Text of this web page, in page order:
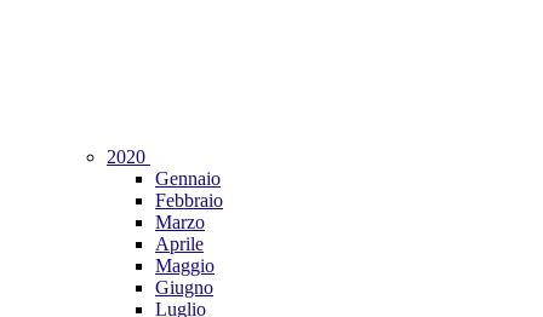
2020
Gennaio
Febbraio
Marzo
Aprile
Maggio
Giugno
Luglio